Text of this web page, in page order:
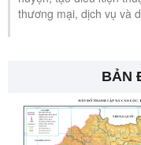
thương mại, dịch vụ và
BẢN